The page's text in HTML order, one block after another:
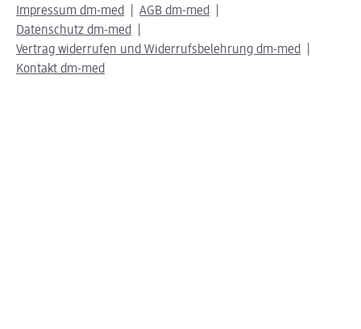
Impressum dm-med
AGB dm-med
Datenschutz dm-med
Vertrag widerrufen und Widerrufsbelehrung dm-med
Kontakt dm-med